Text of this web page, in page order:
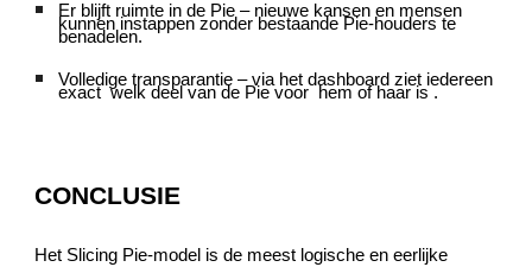
Er blijft ruimte in de Pie – nieuwe kansen en mensen
kunnen instappen zonder bestaande Pie-houders te
benadelen.
Volledige transparantie – via het dashboard ziet iedereen
exact welk deel van de Pie voor hem of haar is .
CONCLUSIE
Het Slicing Pie-model is de meest logische en eerlijke